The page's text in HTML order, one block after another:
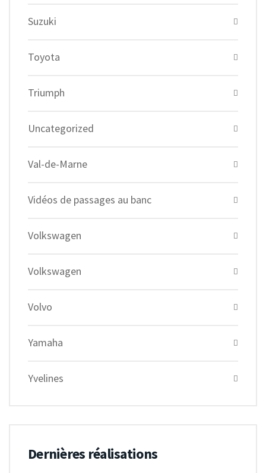
Suzuki
Toyota
Triumph
Uncategorized
Val-de-Marne
Vidéos de passages au banc
Volkswagen
Volkswagen
Volvo
Yamaha
Yvelines
Dernières réalisations